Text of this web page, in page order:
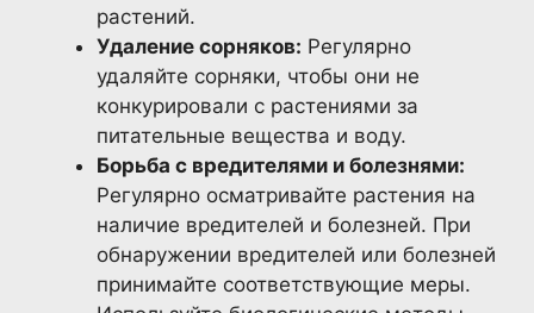
растений.
Удаление сорняков: Регулярно
удаляйте сорняки, чтобы они не
конкурировали с растениями за
питательные вещества и воду.
Борьба с вредителями и болезнями:
Регулярно осматривайте растения на
наличие вредителей и болезней. При
обнаружении вредителей или болезней
принимайте соответствующие меры.